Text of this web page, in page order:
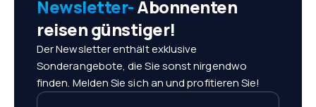
Newsletter-Abonnenten
reisen günstiger!
Der Newsletter enthält exklusive
Sonderangebote, die Sie sonst nirgendwo
finden. Melden Sie sich an und profitieren Sie!
Ihre E-Mail-Adresse